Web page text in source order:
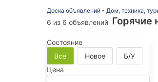
Доска объявлений - Дом, техника,
6 из 6 объявлений Горячие
Состояние
Все
Новое
Б/У
Цена